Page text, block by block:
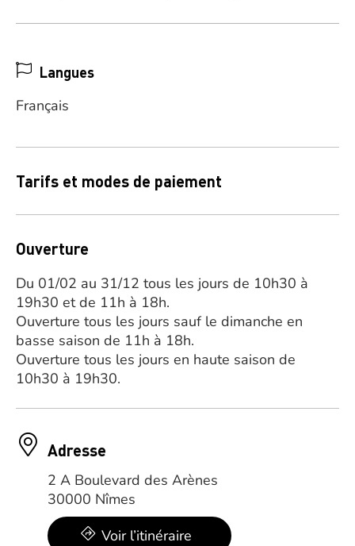
Langues
Français
Tarifs et modes de paiement
Ouverture
Du 01/02 au 31/12 tous les jours de 10h30 à
19h30 et de 11h à 18h.
Ouverture tous les jours sauf le dimanche en
basse saison de 11h à 18h.
Ouverture tous les jours en haute saison de
10h30 à 19h30.
Adresse
2 A Boulevard des Arènes
30000 Nîmes
Voir l’itinéraire